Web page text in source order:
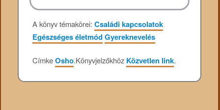
A könyv témakörei:Családi kapcsolatok
Egészséges életmód Gyereknevelés
CímkeOsho.Könyvjelzőkhöz Közvetlen link.